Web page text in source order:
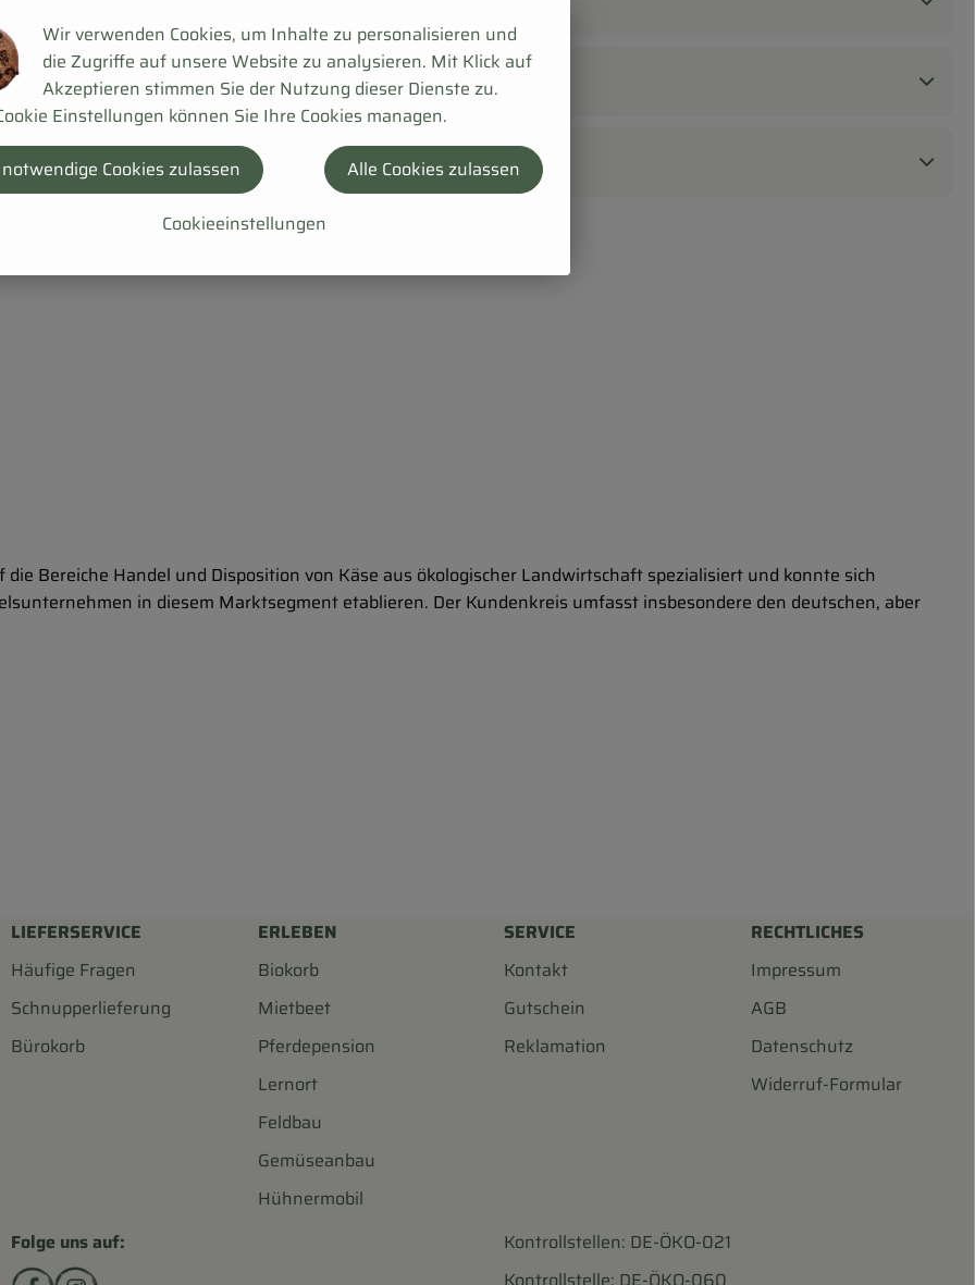
Bereiche Handel und Disposition von Käse aus ökologischer Landwirtschaft spezialisiert und konnte sich
in diesem Marktsegment etablieren. Der Kundenkreis umfasst insbesondere den deutschen, aber
LIEFERSERVICE
Häufige Fragen
Schnupperlieferung
Bürokorb
ERLEBEN
Biokorb
Mietbeet
Pferdepension
Lernort
Feldbau
Gemüseanbau
Hühnermobil
SERVICE
Kontakt
Gutschein
Reklamation
RECHTLICHES
Impressum
AGB
Datenschutz
Widerruf-Formular
Folge uns auf:
Externer Link zu https://www.facebook.com/biohofscharf/
Externer Link zu https://www.instagram.com/biohofscharf/?hl=de
Kontrollstellen: DE-ÖKO-021
Wir verwenden Cookies, um Inhalte zu personalisieren und
die Zugriffe auf unsere Website zu analysieren. Mit Klick auf
Akzeptieren stimmen Sie der Nutzung dieser Dienste zu.
Einstellungen können Sie Ihre Cookies managen.
Cookieeinstellungen
Cookies zulassen Alle Cookies zulassen